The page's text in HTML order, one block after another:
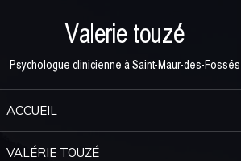
Valerie touzé
Psychologue clinicienne à Saint-Maur-des-Fossés
ACCUEIL
VALÉRIE TOUZÉ